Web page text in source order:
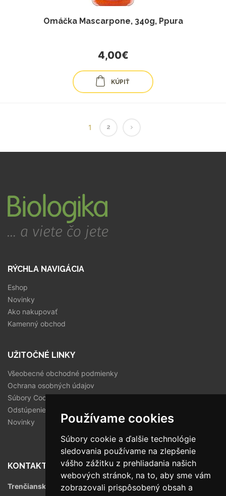
Používame cookies
Súbory cookie a ďalšie technológie
sledovania používame na zlepšenie
vášho zážitku z prehliadania našich
webových stránok, na to, aby sme vám
zobrazovali prispôsobený obsah a
Omáčka Mascarpone, 340g, Ppura
4,00€
KÚPIŤ
1 2
RÝCHLA NAVIGÁCIA
Eshop
Novinky
Ako nakupovať
Kamenný obchod
UŽITOČNÉ LINKY
Všeobecné obchodné podmienky
Ochrana osobných údajov
Súbory Cookies
Odstúpenie od zmluvy
Novinky
KONTAKT
Trenčianska 56/F, 821 09 Bratislava